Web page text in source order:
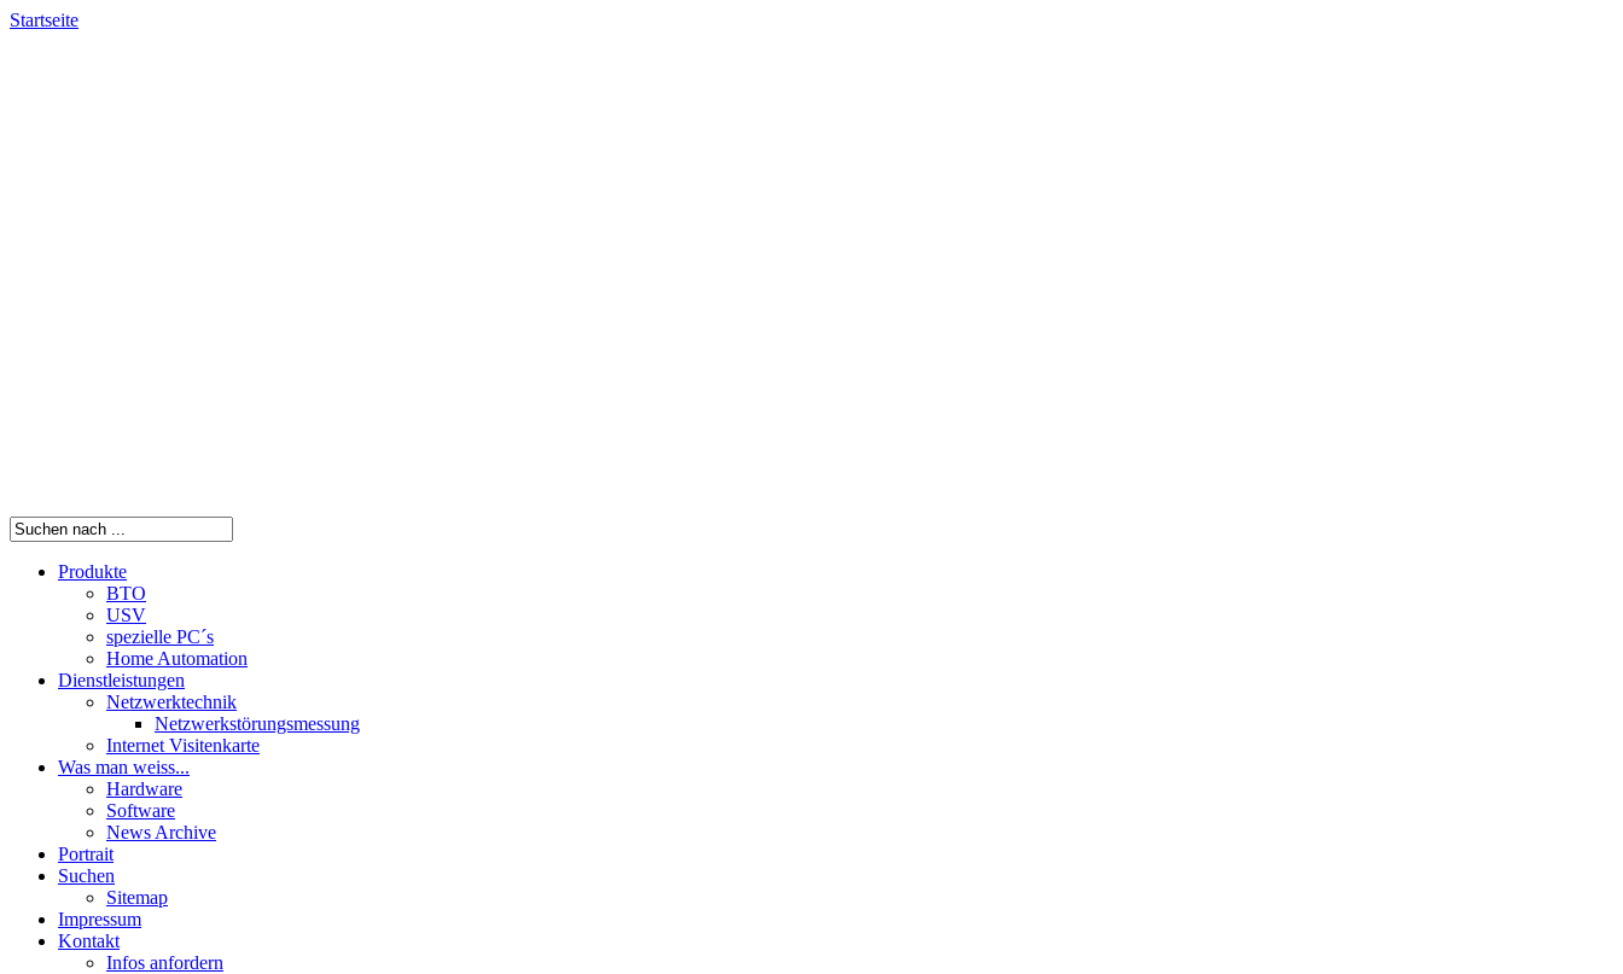
Startseite
Produkte
BTO
USV
spezielle PC´s
Home Automation
Dienstleistungen
Netzwerktechnik
Netzwerkstörungsmessung
Internet Visitenkarte
Was man weiss...
Hardware
Software
News Archive
Portrait
Suchen
Sitemap
Impressum
Kontakt
Infos anfordern